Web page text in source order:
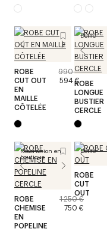
ROBE
CUT OUT
EN
MAILLE
CÔTELÉE
990 €
594 €
Défilé
ROBE
LONGUE
BUSTIER
CERCLE
Réservation en
boutique
ROBE
CHEMISE
EN
POPELINE
1 250 €
750 €
Défilé
ROBE
CUT
OUT